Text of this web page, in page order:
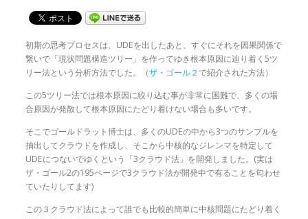
初期の思考プロセスは、UDEを出したあと、すぐにそれを因果関係で
繋いで「現状問題構造ツリー」を作ってゆき根本原因に辿り着く5ツ
リー法という分析方法でした。（ザ・ゴール２で紹介された方法）
この5ツリー法では根本原因に絞り込む事が非常に困難で、多くの場
合原因が発散して根本原因にたどり着けない場合も多いです。
そこでゴールドラット博士は、多くのUDEの中から3つのサンプルを
抽出してクラウドを作成し、そこから中核的なジレンマを特定して
UDEにつないでゆくという「3クラウド法」を開発しました。(実は
ザ・ゴール2の195ページで3クラウド法が開発中で有ることを匂わせ
ていたりしてます)
この３クラウド法によって誰でも比較的簡単に中核問題にたどり着く